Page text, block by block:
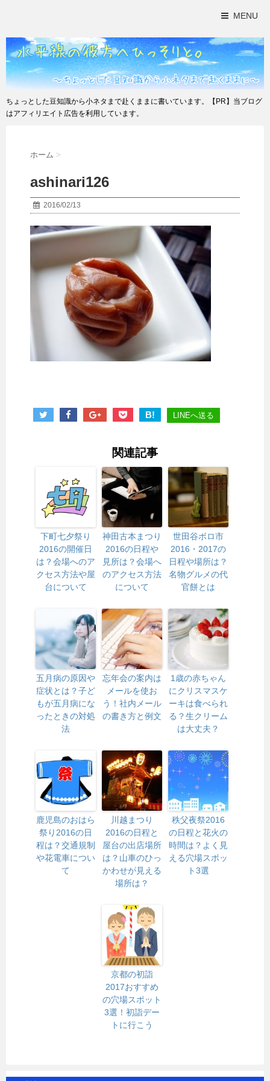
MENU
ちょっとした豆知識から小ネタまで赴くままに書いています。【PR】当ブログ
はアフィリエイト広告を利用しています。
ホーム >
ashinari126
2016/02/13
B! LINEへ送る
関連記事
下町七夕祭り
2016の開催日
は？会場へのア
クセス方法や屋
台について
神田古本まつり
2016の日程や
見所は？会場へ
のアクセス方法
について
世田谷ボロ市
2016・2017の
日程や場所は？
名物グルメの代
官餅とは
五月病の原因や
症状とは？子ど
もが五月病にな
ったときの対処
法
忘年会の案内は
メールを使お
う！社内メール
の書き方と例文
1歳の赤ちゃん
にクリスマスケ
ーキは食べられ
る？生クリーム
は大丈夫？
鹿児島のおはら
祭り2016の日
程は？交通規制
や花電車につい
て
川越まつり
2016の日程と
屋台の出店場所
は？山車のひっ
かわせが見える
場所は？
秩父夜祭2016
の日程と花火の
時間は？よく見
える穴場スポッ
ト3選
京都の初詣
2017おすすめ
の穴場スポット
3選！初詣デー
トに行こう